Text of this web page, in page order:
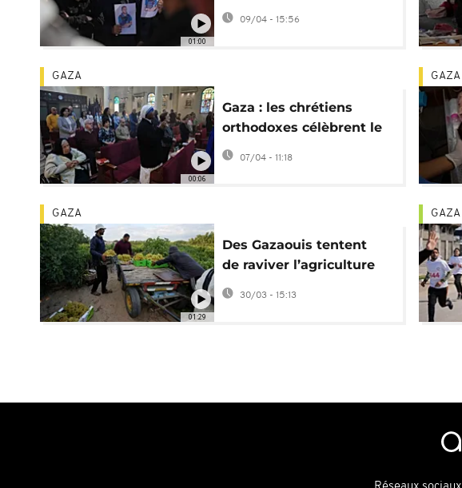
01:00
Jazeera tué par un
drone israélien
09/04 - 15:56
00:06
GAZA
Gaza : les chrétiens
orthodoxes célèbrent le
Dimanche des Rameaux
07/04 - 11:18
GAZA
01:29
GAZA
Des Gazaouis tentent
de raviver l’agriculture
malgré les destructions
30/03 - 15:13
GAZA